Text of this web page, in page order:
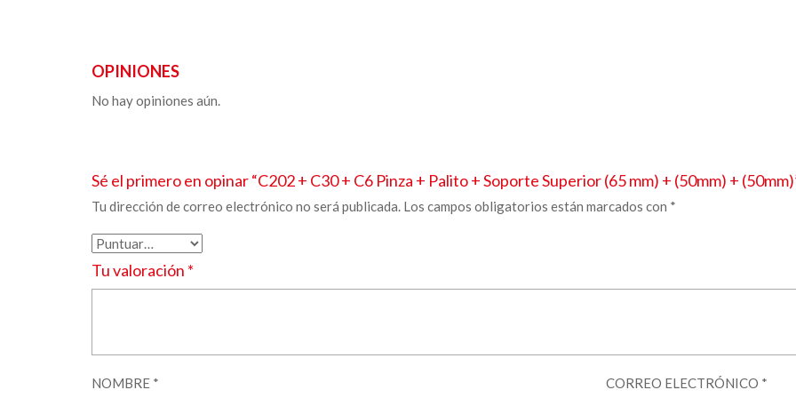
OPINIONES
No hay opiniones aún.
Sé el primero en opinar “C202 + C30 + C6 Pinza + Palito + Soporte Superior(65 mm) + (50mm) +
Tu dirección de correo electrónico no será publicada. Los campos obligatorios están marcados con *
Tu valoración *
NOMBRE * CORREO ELECTRÓNICO *